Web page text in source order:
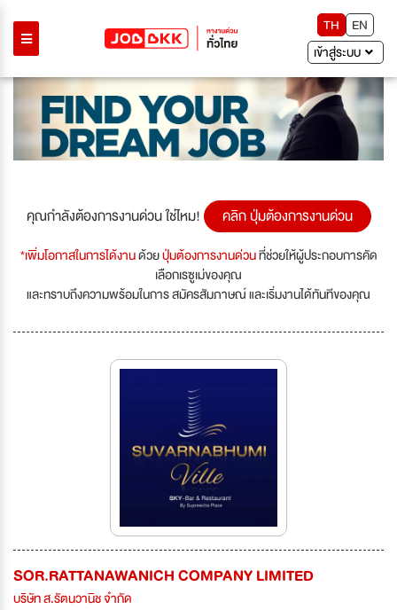
TH
EN
เข้าสู่ระบบ
คุณกำลังต้องการงานด่วน ใช่ไหม! คลิก ปุ่มต้องการงานด่วน
*เพิ่มโอกาสในการได้งานด้วยปุ่มต้องการงานด่วนที่ช่วยให้ผู้ประกอบการคัด
เลือกเรซูเม่ของคุณ
และทราบถึงความพร้อมในการ สมัครสัมภาษณ์ และเริ่มงานได้ทันทีของคุณ
SOR.RATTANAWANICH COMPANY LIMITED
บริษัท ส.รัตนวานิช จำกัด